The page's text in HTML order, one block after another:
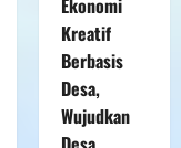
Ekonomi
Kreatif
Berbasis
Desa,
Wujudkan